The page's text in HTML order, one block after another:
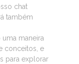
chat
também
maneira
conceitos, e
para explorar